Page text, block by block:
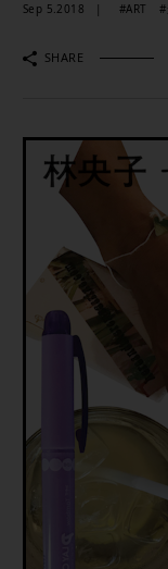
Sep 5.2018 #ART #
SHARE